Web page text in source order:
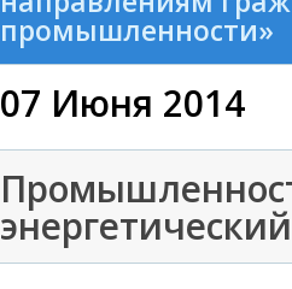
промышленности»
07 Июня 2014